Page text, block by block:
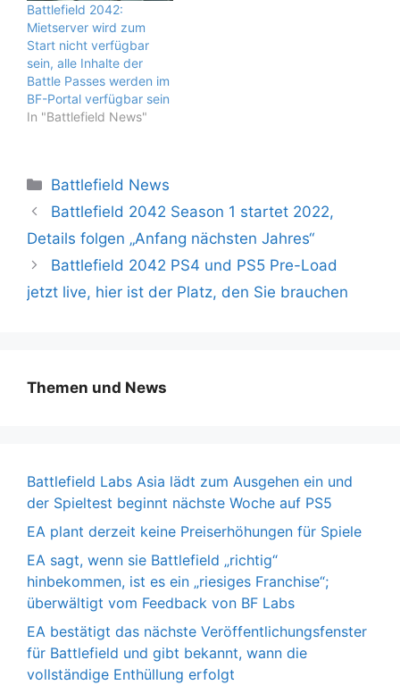
Battlefield 2042:
Mietserver wird zum
Start nicht verfügbar
sein, alle Inhalte der
Battle Passes werden im
BF-Portal verfügbar sein
In "Battlefield News"
Kategorien
Battlefield News
Battlefield 2042 Season 1 startet 2022,
Details folgen „Anfang nächsten Jahres“
Battlefield 2042 PS4 und PS5 Pre-Load
jetzt live, hier ist der Platz, den Sie brauchen
Themen und News
Battlefield Labs Asia lädt zum Ausgehen ein und
der Spieltest beginnt nächste Woche auf PS5
EA plant derzeit keine Preiserhöhungen für Spiele
EA sagt, wenn sie Battlefield „richtig“
hinbekommen, ist es ein „riesiges Franchise“;
überwältigt vom Feedback von BF Labs
EA bestätigt das nächste Veröffentlichungsfenster
für Battlefield und gibt bekannt, wann die
vollständige Enthüllung erfolgt